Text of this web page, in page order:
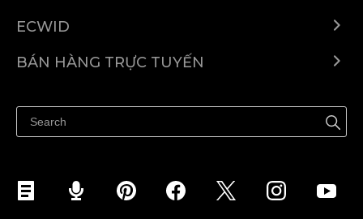
ECWID
Trung tâm trợ giúp
BÁN HÀNG TRỰC TUYẾN
Quảng bá ở bất cứ đâu
Kiểm soát mọi thứ